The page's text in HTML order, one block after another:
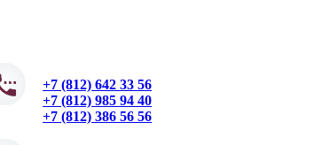
+7 (812) 642 33 56
+7 (812) 985 94 40
+7 (812) 386 56 56